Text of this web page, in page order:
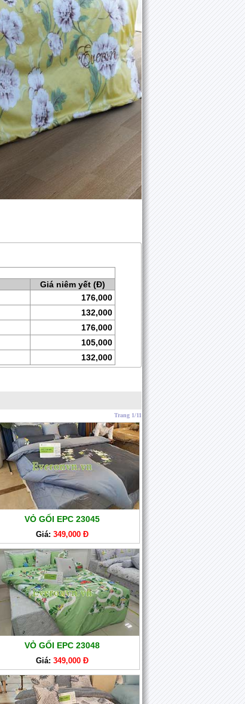
Giá niêm yết (Đ)
176,000
132,000
176,000
105,000
132,000
Trang 1/11
VỎ GỐI EPC 23045
Giá: 349,000 Đ
VỎ GỐI EPC 23048
Giá: 349,000 Đ